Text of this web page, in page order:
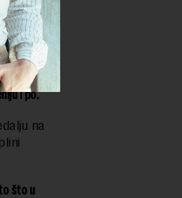
za
i po.
na
što u